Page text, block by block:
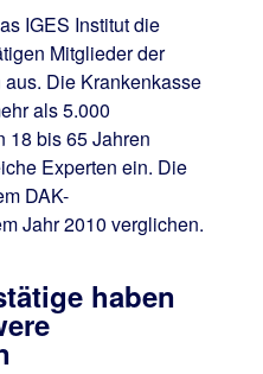
IGES Institut die
Mitglieder der
Die Krankenkasse
als 5.000
18 bis 65 Jahren
Experten ein. Die
DAK-
Jahr 2010 verglichen.
haben